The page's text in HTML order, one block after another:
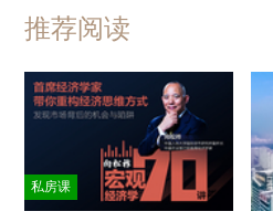
推荐阅读
私房课